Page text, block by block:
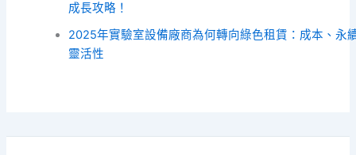
成長攻略！
2025年實驗室設備廠商為何轉向綠色租賃：成本、永
靈活性